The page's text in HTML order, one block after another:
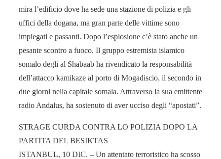
mira l’edificio dove ha sede una stazione di polizia e gli
uffici della dogana, ma gran parte delle vittime sono
impiegati e passanti. Dopo l’esplosione c’è stato anche un
pesante scontro a fuoco. Il gruppo estremista islamico
somalo degli al Shabaab ha rivendicato la responsabilità
dell’attacco kamikaze al porto di Mogadiscio, il secondo in
due giorni nella capitale somala. Attraverso la sua emittente
radio Andalus, ha sostenuto di aver ucciso degli “apostati”.
STRAGE CURDA CONTRA LO POLIZIA DOPO LA
PARTITA DEL BESIKTAS
ISTANBUL, 10 DIC. – Un attentato terroristico ha scosso